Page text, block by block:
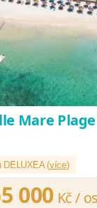
Mare
(více)
000 Kč /